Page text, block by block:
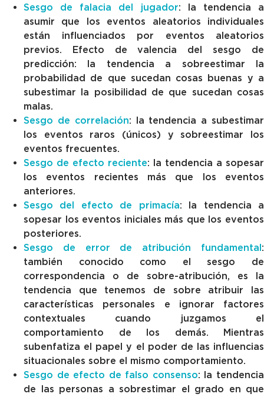
Sesgo de falacia del jugador: la tendencia a
asumir que los eventos aleatorios individuales
están influenciados por eventos aleatorios
previos. Efecto de valencia del sesgo de
predicción: la tendencia a sobreestimar la
probabilidad de que sucedan cosas buenas y a
subestimar la posibilidad de que sucedan cosas
malas.
Sesgo de correlación: la tendencia a subestimar
los eventos raros (únicos) y sobreestimar los
eventos frecuentes.
Sesgo de efecto reciente: la tendencia a sopesar
los eventos recientes más que los eventos
anteriores.
Sesgo del efecto de primacía: la tendencia a
sopesar los eventos iniciales más que los eventos
posteriores.
Sesgo de error de atribución fundamental :
también conocido como el sesgo de
correspondencia o de sobre-atribución, es la
tendencia que tenemos de sobre atribuir las
características personales e ignorar factores
contextuales cuando juzgamos el
comportamiento de los demás. Mientras
subenfatiza el papel y el poder de las influencias
situacionales sobre el mismo comportamiento.
Sesgo de efecto de falso consenso: la tendencia
de las personas a sobrestimar el grado en que